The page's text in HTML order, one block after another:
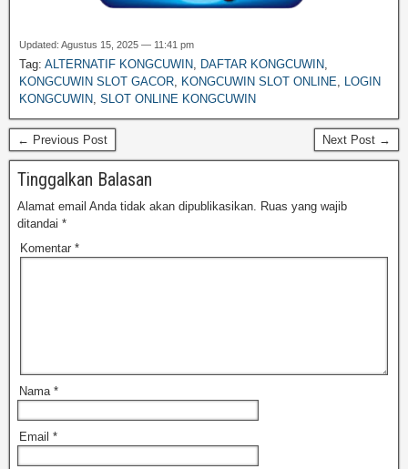
Updated: Agustus 15, 2025 — 11:41 pm
Tag: ALTERNATIF KONGCUWIN DAFTAR KONGCUWIN
KONGCUWIN SLOT GACOR KONGCUWIN SLOT ONLINE
LOGIN
KONGCUWIN SLOT ONLINE KONGCUWIN
← Previous Post Next Post →
Tinggalkan Balasan
Alamat email Anda tidak akan dipublikasikan. Ruas yang wajib
ditandai *
Komentar *
Nama *
Email *